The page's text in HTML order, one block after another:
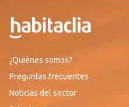
¿Quiénes somos?
Preguntas frecuentes
Noticias del sector